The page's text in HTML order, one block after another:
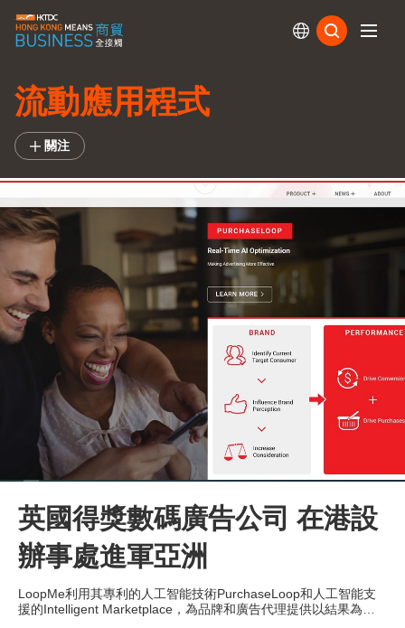
流動應用程式
關注
英國得獎數碼廣告公司 在港設
辦事處進軍亞洲
LoopMe利用其專利的人工智能技術PurchaseLoop和人工智能支
援的Intelligent Marketplace，為品牌和廣告代理提供以結果為本